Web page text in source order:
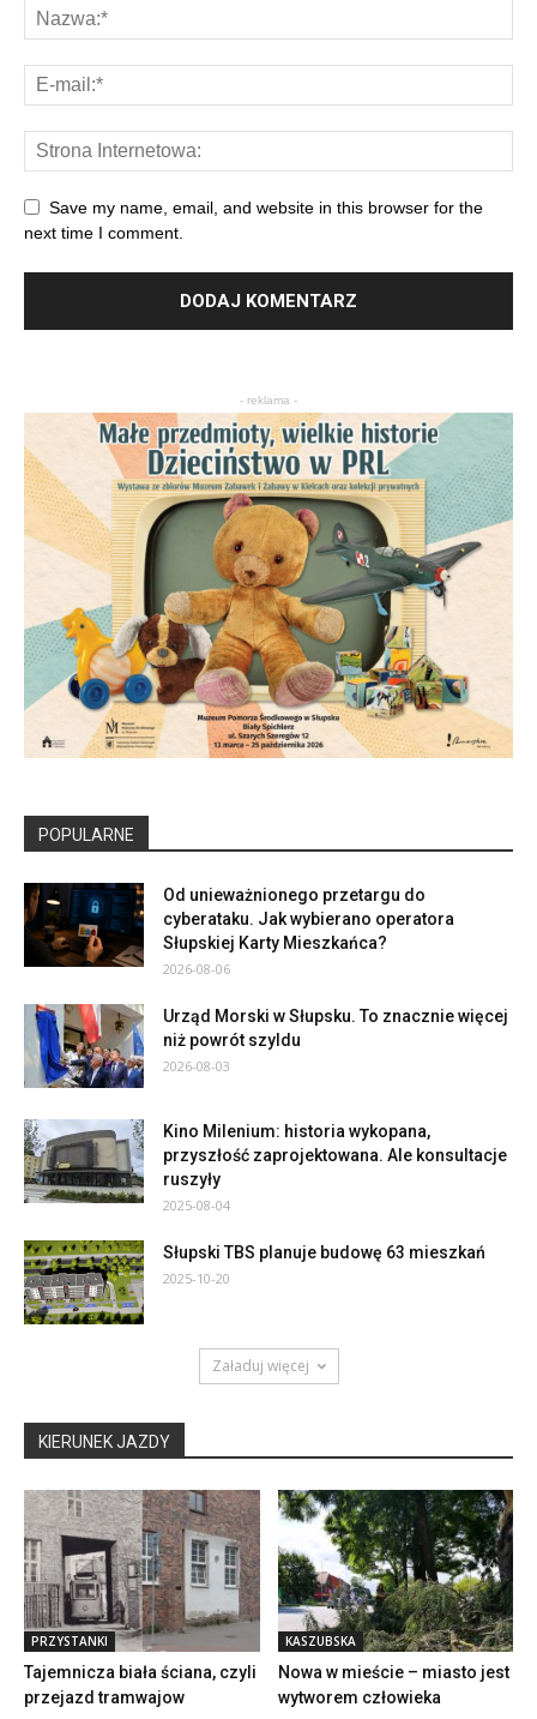
Save my name, email, and website in this browser for the
next time I comment.
- reklama -
POPULARNE
Od unieważnionego przetargu do
cyberataku. Jak wybierano operatora
Słupskiej Karty Mieszkańca?
2026-08-06
Urząd Morski w Słupsku. To znacznie więcej
niż powrót szyldu
2026-08-03
Kino Milenium: historia wykopana,
przyszłość zaprojektowana. Ale konsultacje
ruszyły
2025-08-04
Słupski TBS planuje budowę 63 mieszkań
2025-10-20
Załaduj więcej
KIERUNEK JAZDY
PRZYSTANKI
Tajemnicza biała ściana, czyli
przejazd tramwajow
KASZUBSKA
Nowa w mieście – miasto jest
wytworem człowieka